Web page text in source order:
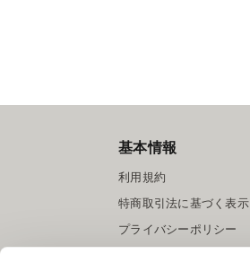
基本情報
利用規約
特商取引法に基づく表示
プライバシーポリシー